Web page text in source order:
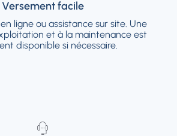
Versement facile
ligne ou assistance sur site. Une
et à la maintenance est
disponible si nécessaire.
en ligne ou assistance sur site.
à l'exploitation et à la
est également disponible si
nécessaire.